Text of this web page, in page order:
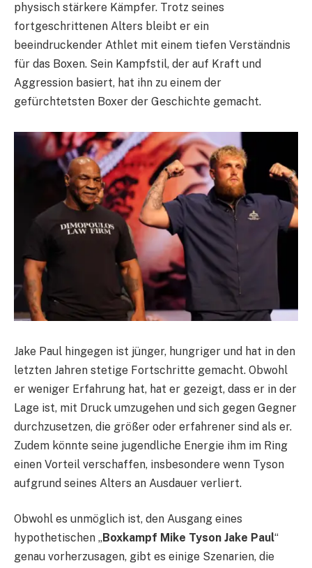
physisch stärkere Kämpfer. Trotz seines
fortgeschrittenen Alters bleibt er ein
beeindruckender Athlet mit einem tiefen Verständnis
für das Boxen. Sein Kampfstil, der auf Kraft und
Aggression basiert, hat ihn zu einem der
gefürchtetsten Boxer der Geschichte gemacht.
Jake Paul hingegen ist jünger, hungriger und hat in den
letzten Jahren stetige Fortschritte gemacht. Obwohl
er weniger Erfahrung hat, hat er gezeigt, dass er in der
Lage ist, mit Druck umzugehen und sich gegen Gegner
durchzusetzen, die größer oder erfahrener sind als er.
Zudem könnte seine jugendliche Energie ihm im Ring
einen Vorteil verschaffen, insbesondere wenn Tyson
aufgrund seines Alters an Ausdauer verliert.
Obwohl es unmöglich ist, den Ausgang eines
hypothetischen „Boxkampf Mike Tyson Jake Paul“
genau vorherzusagen, gibt es einige Szenarien, die